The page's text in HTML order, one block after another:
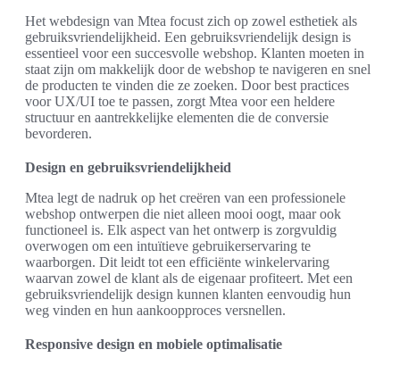
Het webdesign van Mtea focust zich op zowel esthetiek als
gebruiksvriendelijkheid. Een gebruiksvriendelijk design is
essentieel voor een succesvolle webshop. Klanten moeten in
staat zijn om makkelijk door de webshop te navigeren en snel
de producten te vinden die ze zoeken. Door best practices
voor UX/UI toe te passen, zorgt Mtea voor een heldere
structuur en aantrekkelijke elementen die de conversie
bevorderen.
Design en gebruiksvriendelijkheid
Mtea legt de nadruk op het creëren van een professionele
webshop ontwerpen die niet alleen mooi oogt, maar ook
functioneel is. Elk aspect van het ontwerp is zorgvuldig
overwogen om een intuïtieve gebruikerservaring te
waarborgen. Dit leidt tot een efficiënte winkelervaring
waarvan zowel de klant als de eigenaar profiteert. Met een
gebruiksvriendelijk design kunnen klanten eenvoudig hun
weg vinden en hun aankoopproces versnellen.
Responsive design en mobiele optimalisatie